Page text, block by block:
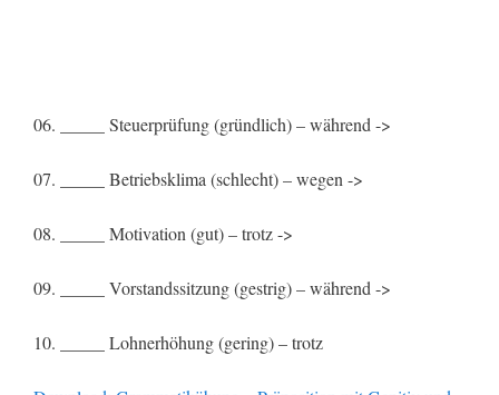
06. _____ Steuerprüfung (gründlich) – während ->
07. _____ Betriebsklima (schlecht) – wegen ->
08. _____ Motivation (gut) – trotz ->
09. _____ Vorstandssitzung (gestrig) – während ->
10. _____ Lohnerhöhung (gering) – trotz